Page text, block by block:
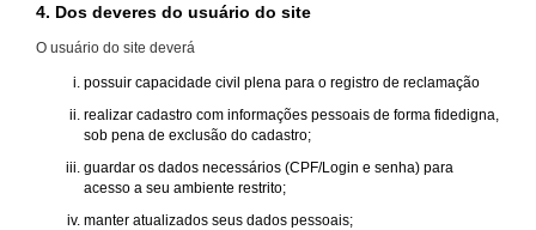
4. Dos deveres do usuário do site
O usuário do site deverá
possuir capacidade civil plena para o registro de reclamação
realizar cadastro com informações pessoais de forma fidedigna,
sob pena de exclusão do cadastro;
guardar os dados necessários (CPF/Login e senha) para
acesso a seu ambiente restrito;
manter atualizados seus dados pessoais;